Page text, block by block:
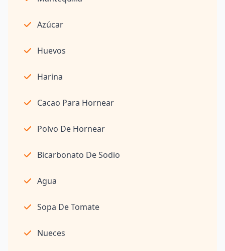
Azúcar
Huevos
Harina
Cacao Para Hornear
Polvo De Hornear
Bicarbonato De Sodio
Agua
Sopa De Tomate
Nueces